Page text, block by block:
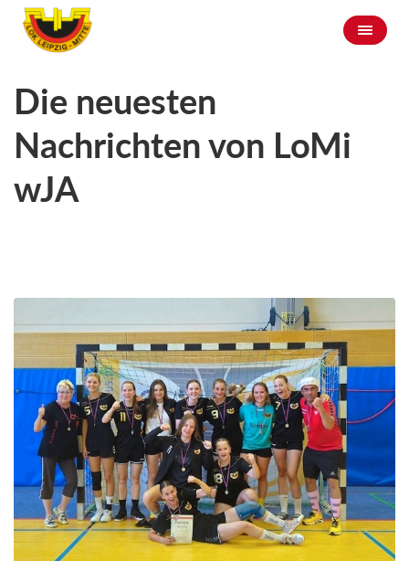
Die neuesten
Nachrichten von LoMi
wJA